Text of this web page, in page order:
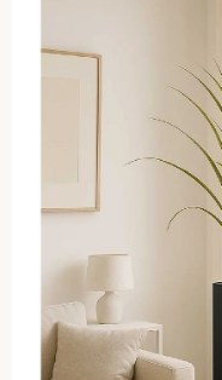
hvězdiček.